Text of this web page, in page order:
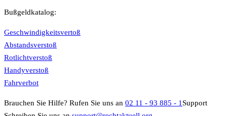
Bußgeldkatalog:
Geschwindigkeitsvertoß
Abstandsverstoß
Rotlichtverstoß
Handyverstoß
Fahrverbot
Brauchen Sie Hilfe? Rufen Sie uns an 02 11 - 93 885 - 1Support